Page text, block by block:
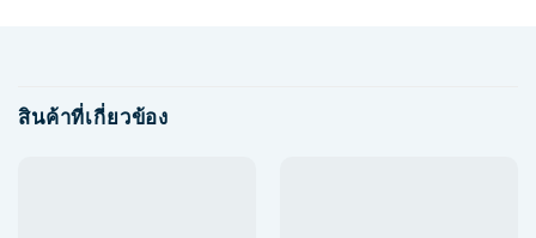
สินค้าที่เกี่ยวข้อง